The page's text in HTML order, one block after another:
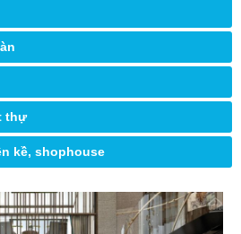
thự
kề, shophouse